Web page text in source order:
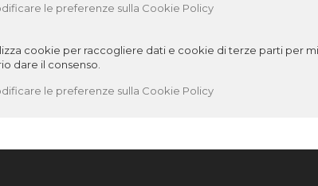
le preferenze sulla Cookie Policy
cookie per raccogliere dati e cookie di terze parti per
dare il consenso.
le preferenze sulla Cookie Policy